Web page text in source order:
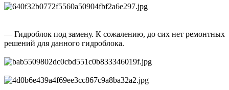
— Гидроблок под замену. К сожалению, до сих нет ремонтных
решений для данного гидроблока.